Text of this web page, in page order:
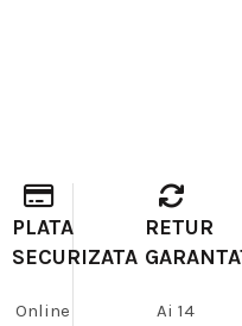
PLATA
SECURIZATA
Online
RETUR
Ai 14